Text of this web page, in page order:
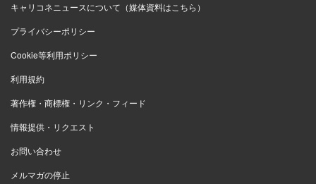
キャリコネニュースについて（媒体資料はこちら）
プライバシーポリシー
Cookie等利用ポリシー
利用規約
著作権・商標権・リンク・フィード
情報提供・リクエスト
お問い合わせ
メルマガの停止